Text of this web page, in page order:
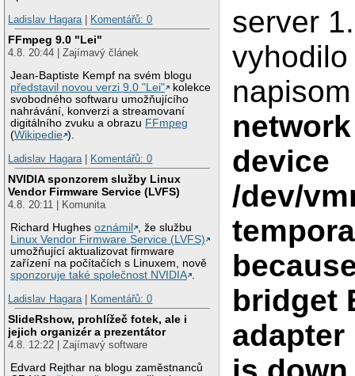
Ladislav Hagara
Komentářů: 0
FFmpeg 9.0 "Lei"
4.8. 20:44 | Zajímavý článek
Jean-Baptiste Kempf na svém blogu
představil novou verzi 9.0 "Lei"
kolekce
svobodného softwaru umožňujícího
nahrávání, konverzi a streamovaní
digitálního zvuku a obrazu FFmpeg
(Wikipedie ).
Ladislav Hagara
Komentářů: 0
NVIDIA sponzorem služby Linux
Vendor Firmware Service (LVFS)
4.8. 20:11 | Komunita
Richard Hughesoznámil
, že službu
Linux Vendor Firmware Service (LVFS)
umožňující aktualizovat firmware
zařízení na počítačích s Linuxem, nově
sponzoruje také společnost NVIDIA .
Ladislav Hagara | Komentářů: 0
SlideRshow, prohlížeč fotek, ale i
jejich organizér a prezentátor
4.8. 12:22 | Zajímavý software
Edvard Rejthar na blogu zaměstnanců
server
device
/dev/
bridget